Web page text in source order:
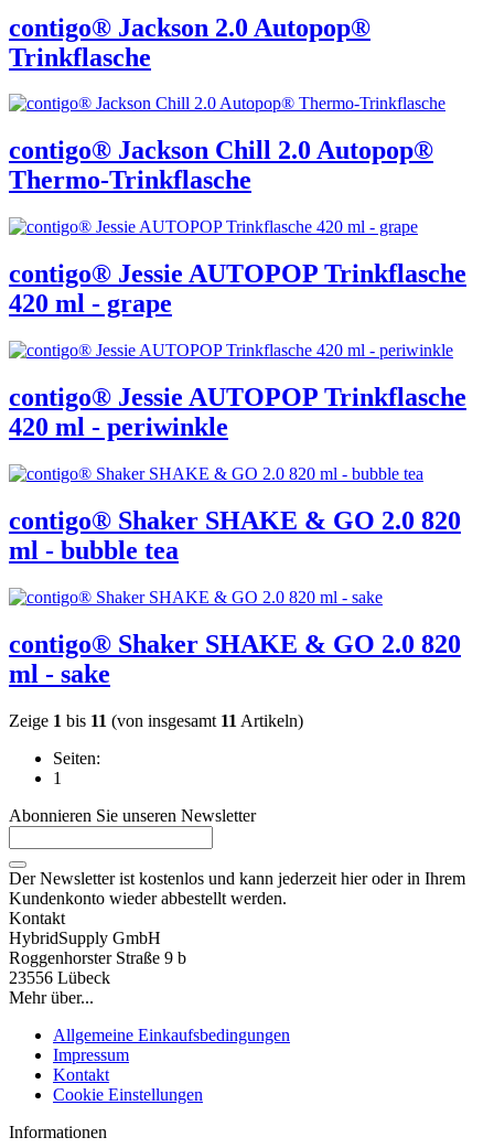
contigo® Jackson 2.0 Autopop®
Trinkflasche
contigo® Jackson Chill 2.0 Autopop®
Thermo-Trinkflasche
contigo® Jessie AUTOPOP Trinkflasche
420 ml - grape
contigo® Jessie AUTOPOP Trinkflasche
420 ml - periwinkle
contigo® Shaker SHAKE & GO 2.0 820
ml - bubble tea
contigo® Shaker SHAKE & GO 2.0 820
ml - sake
Zeige 1 bis 11 (von insgesamt 11 Artikeln)
Seiten:
1
Abonnieren Sie unseren Newsletter
Der Newsletter ist kostenlos und kann jederzeit hier oder in Ihrem
Kundenkonto wieder abbestellt werden.
Kontakt
HybridSupply GmbH
Roggenhorster Straße 9 b
23556 Lübeck
Mehr über...
Allgemeine Einkaufsbedingungen
Impressum
Kontakt
Cookie Einstellungen
Informationen